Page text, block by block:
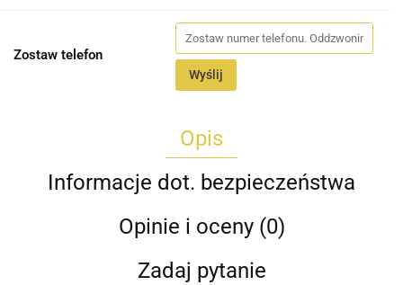
Zostaw telefon
Wyślij
Opis
Informacje dot. bezpieczeństwa
Opinie i oceny (0)
Zadaj pytanie